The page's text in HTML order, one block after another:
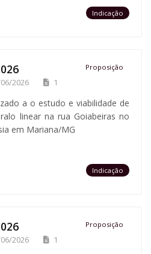
Indicação
Proposição
2026 1
a o estudo e viabilidade de
linear na rua Goiabeiras no
em Mariana/MG
Indicação
Proposição
2026 1